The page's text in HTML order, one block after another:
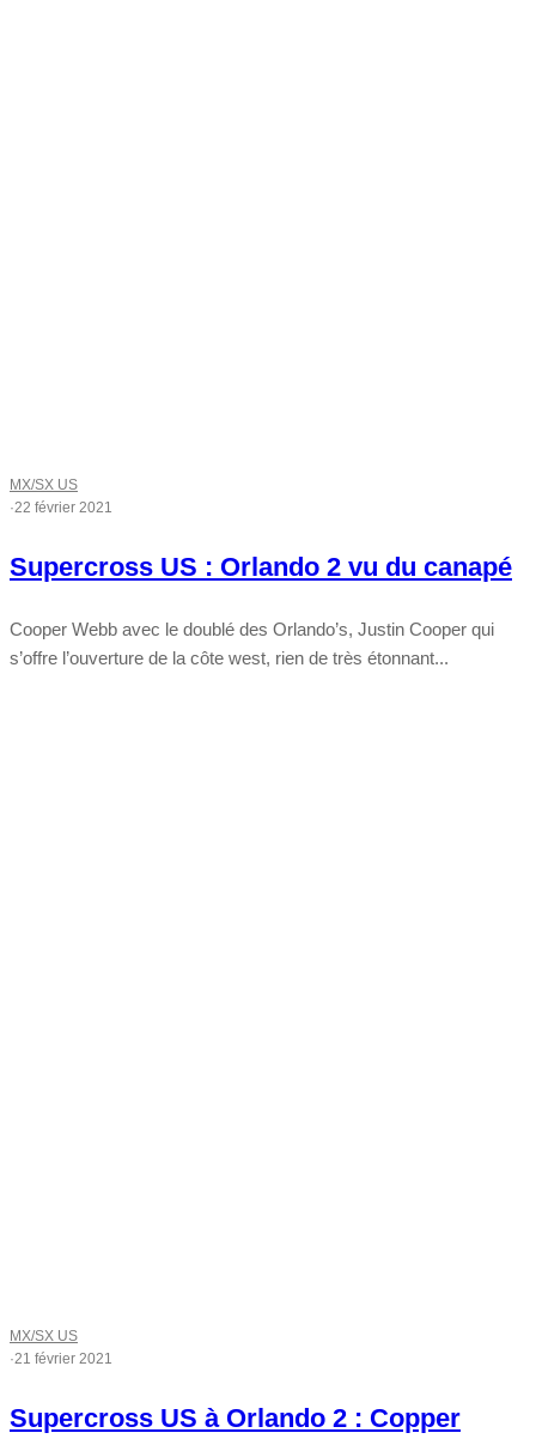
MX/SX US
·22 février 2021
Supercross US : Orlando 2 vu du canapé
Cooper Webb avec le doublé des Orlando’s, Justin Cooper qui
s’offre l’ouverture de la côte west, rien de très étonnant...
MX/SX US
·21 février 2021
Supercross US à Orlando 2 : Copper